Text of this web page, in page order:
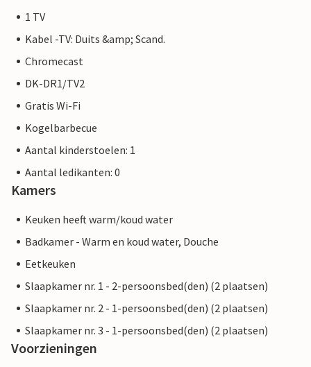
1 TV
Kabel -TV: Duits &amp; Scand.
Chromecast
DK-DR1/TV2
Gratis Wi-Fi
Kogelbarbecue
Aantal kinderstoelen: 1
Aantal ledikanten: 0
Kamers
Keuken heeft warm/koud water
Badkamer - Warm en koud water, Douche
Eetkeuken
Slaapkamer nr. 1 - 2-persoonsbed(den) (2 plaatsen)
Slaapkamer nr. 2 - 1-persoonsbed(den) (2 plaatsen)
Slaapkamer nr. 3 - 1-persoonsbed(den) (2 plaatsen)
Voorzieningen